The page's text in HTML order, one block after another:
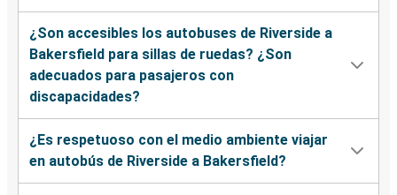
¿Son accesibles los autobuses de Riverside a
Bakersfield para sillas de ruedas? ¿Son
adecuados para pasajeros con
discapacidades?
¿Es respetuoso con el medio ambiente viajar
en autobús de Riverside a Bakersfield?